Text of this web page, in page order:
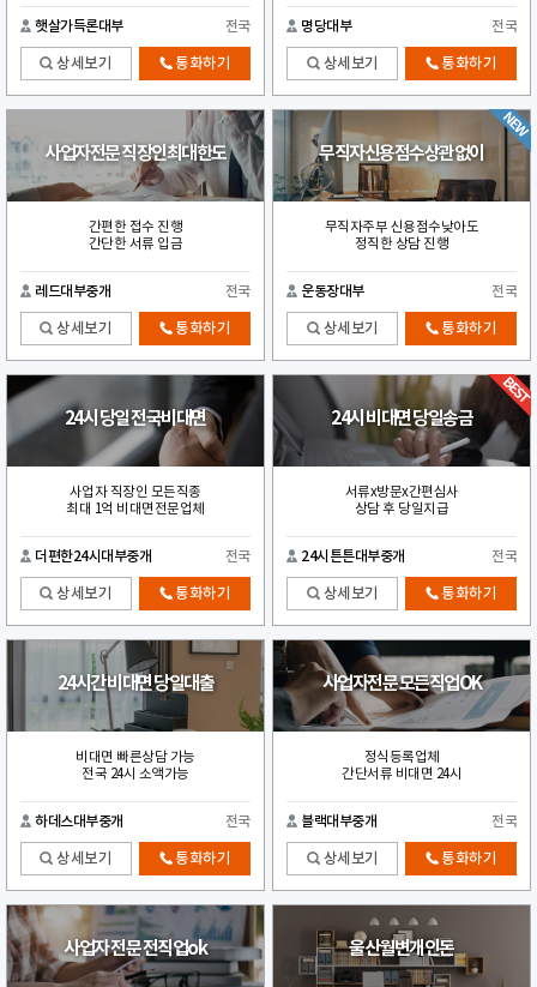
햇살가득론대부 전국
상세보기 통화하기
명당대부 전국
상세보기 통화하기
사업자전문 직장인최대한도
간편한 접수 진행
간단한 서류 입금
레드대부중개 전국
상세보기 통화하기
무직자신용점수상관없이
무직자주부 신용점수낮아도
정직한 상담 진행
운동장대부 전국
상세보기 통화하기
24시 당일 전국비대면
사업자 직장인 모든직종
최대 1억 비대면전문업체
더편한24시대부중개 전국
상세보기 통화하기
24시 비대면 당일송금
서류x방문x간편심사
상담 후 당일지급
24시튼튼대부중개 전국
상세보기 통화하기
24시간 비대면 당일대출
비대면 빠른상담 가능
전국 24시 소액가능
하데스대부중개 전국
상세보기 통화하기
사업자전문 모든직업OK
정식등록업체
간단서류 비대면 24시
블랙대부중개 전국
상세보기 통화하기
사업자 전문 전직업ok 울산월변개인돈